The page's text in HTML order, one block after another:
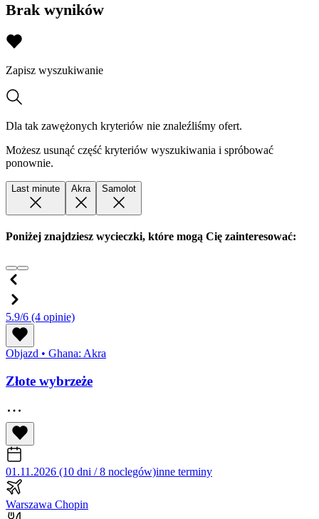
Brak wyników
Zapisz wyszukiwanie
Dla tak zawężonych kryteriów nie znaleźliśmy ofert.
Możesz usunąć część kryteriów wyszukiwania i spróbować
ponownie.
Last minute Akra Samolot
Poniżej znajdziesz wycieczki, które mogą Cię zainteresować:
5.9/6 (4 opinie)
Objazd • Ghana: Akra
Złote wybrzeże
01.11.2026 (10 dni / 8 noclegów)inne terminy
Warszawa Chopin